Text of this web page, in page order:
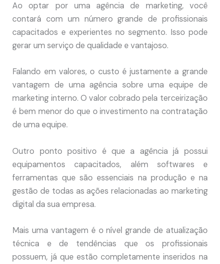
Ao optar por uma agência de marketing, você
contará com um número grande de profissionais
capacitados e experientes no segmento. Isso pode
gerar um serviço de qualidade e vantajoso.
Falando em valores, o custo é justamente a grande
vantagem de uma agência sobre uma equipe de
marketing interno. O valor cobrado pela terceirização
é bem menor do que o investimento na contratação
de uma equipe.
Outro ponto positivo é que a agência já possui
equipamentos capacitados, além softwares e
ferramentas que são essenciais na produção e na
gestão de todas as ações relacionadas ao marketing
digital da sua empresa.
Mais uma vantagem é o nível grande de atualização
técnica e de tendências que os profissionais
possuem, já que estão completamente inseridos na